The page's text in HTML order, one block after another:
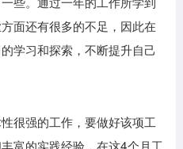
面还有很多的不足，因此在
学习和探索，不断提升自己
强的工作，要做好该项工
富的实践经验，在这4个月工